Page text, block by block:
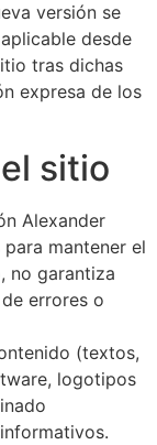
versión se
desde
tras dichas
expresa de los
sitio
Alexander
mantener el
no garantiza
errores o
(textos,
logotipos